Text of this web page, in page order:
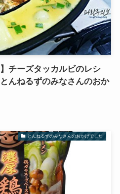
チーズタッカルビのレシ
んねるずのみなさんのおか
とんねるずのみなさんのおかげでした